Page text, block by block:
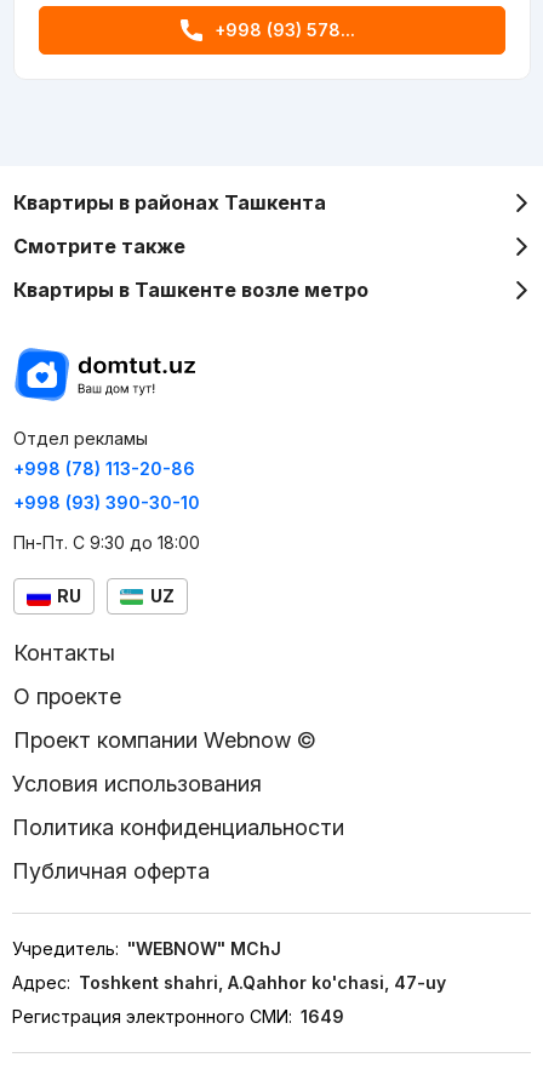
+998 (93) 578...
Квартиры в районах Ташкента
Смотрите также
Квартиры в Ташкенте возле метро
Отдел рекламы
+998 (78) 113-20-86
+998 (93) 390-30-10
Пн-Пт. С 9:30 до 18:00
RU UZ
Контакты
О проекте
Проект компании Webnow ©
Условия использования
Политика конфиденциальности
Публичная оферта
Учредитель: "WEBNOW" MChJ
Адрес: Toshkent shahri, A.Qahhor ko'chasi, 47-uy
Регистрация электронного СМИ: 1649